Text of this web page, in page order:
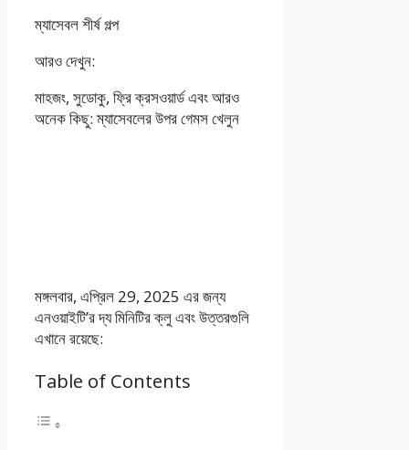
ম্যাসেবল শীর্ষ গল্প
আরও দেখুন:
মাহজং, সুডোকু, ফ্রি ক্রসওয়ার্ড এবং আরও
অনেক কিছু: ম্যাসেবলের উপর গেমস খেলুন
মঙ্গলবার, এপ্রিল 29, 2025 এর জন্য
এনওয়াইটি’র দ্য মিনিটির ক্লু এবং উত্তরগুলি
এখানে রয়েছে:
Table of Contents